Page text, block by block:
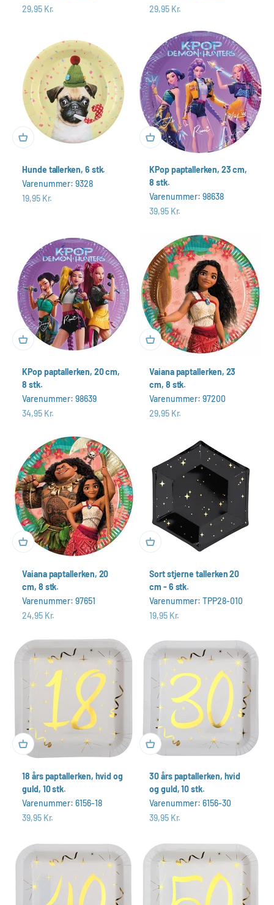
Salgspris
29,95 Kr.
Salgspris
29,95 Kr.
Hunde tallerken, 6 stk.
Varenummer: 9328
Salgspris
19,95 Kr.
KPop paptallerken, 23 cm,
8 stk.
Varenummer: 98638
Salgspris
39,95 Kr.
KPop paptallerken, 20 cm,
8 stk.
Varenummer: 98639
Salgspris
34,95 Kr.
Vaiana paptallerken, 23
cm, 8 stk.
Varenummer: 97200
Salgspris
29,95 Kr.
Vaiana paptallerken, 20
cm, 8 stk.
Varenummer: 97651
Salgspris
24,95 Kr.
Sort stjerne tallerken 20
cm - 6 stk.
Varenummer: TPP28-010
Salgspris
19,95 Kr.
18 års paptallerken, hvid og
guld, 10 stk.
Varenummer: 6156-18
Salgspris
39,95 Kr.
30 års paptallerken, hvid
og guld, 10 stk.
Varenummer: 6156-30
Salgspris
39,95 Kr.